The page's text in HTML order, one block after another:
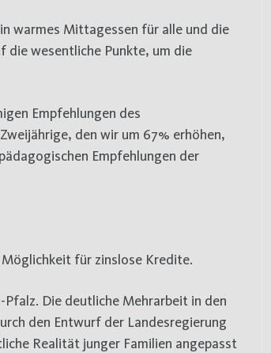
warmes Mittagessen für alle und die
die wesentliche Punkte, um die
Empfehlungen des
den wir um 67% erhöhen,
Empfehlungen der
für zinslose Kredite.
Die deutliche Mehrarbeit in den
den Entwurf der Landesregierung
Realität junger Familien angepasst